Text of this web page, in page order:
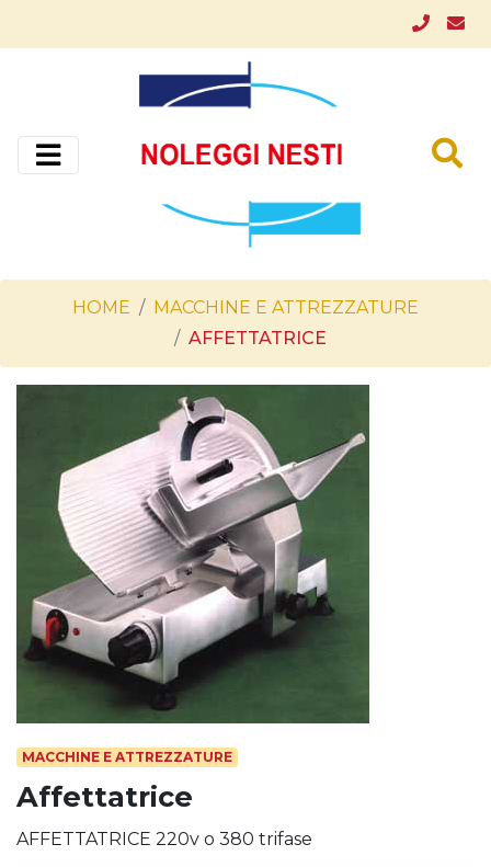
HOME
MACCHINE E ATTREZZATURE
AFFETTATRICE
MACCHINE E ATTREZZATURE
Affettatrice
AFFETTATRICE 220v o 380 trifase